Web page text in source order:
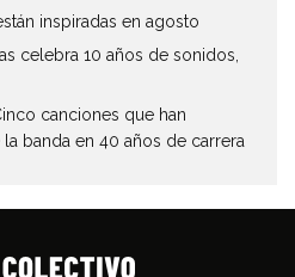
inspiradas en agosto
celebra 10 años de sonidos,
canciones que han
banda en 40 años de carrera